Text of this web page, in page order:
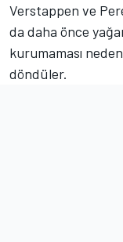
Verstappen ve
da daha önce
kurumaması
döndüler.